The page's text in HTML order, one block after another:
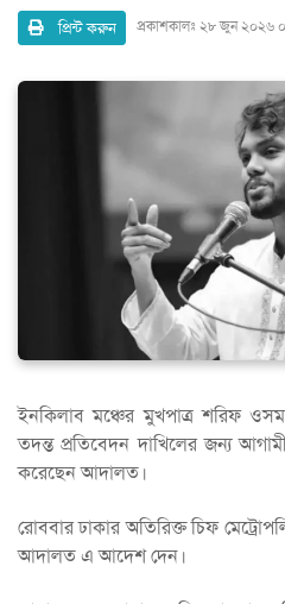
প্রিন্ট করুন প্রকাশকালঃ ২৮ জুন ২০২৬
ইনকিলাব মঞ্চের মুখপাত্র শরিফ
তদন্ত প্রতিবেদন দাখিলের জন্য
করেছেন আদালত।
রোববার ঢাকার অতিরিক্ত চিফ
আদালত এ আদেশ দেন।